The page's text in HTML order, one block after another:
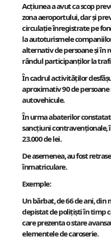
Acțiunea a avut ca scop
zona aeroportului, dar și
circulație înregistrate pe
la autoturismele
alternativ de persoane și în
rândul participanților la
În cadrul activităților
aproximativ 90 de persoane
autovehicule.
În urma abaterilor
sancțiuni contravenţionale,
23.000 de lei.
De asemenea, au fost
înmatriculare.
Exemple:
Un bărbat, de 66 de ani, din
depistat de polițiști în timp
care prezenta o stare
elementele de caroserie.